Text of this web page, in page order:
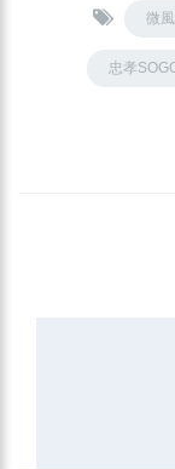
微
忠孝